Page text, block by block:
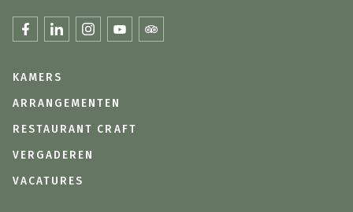
KAMERS
ARRANGEMENTEN
RESTAURANT CRAFT
VERGADEREN
VACATURES